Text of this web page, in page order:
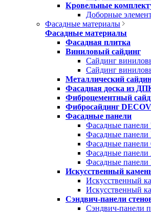
Кровельные
Доборные
Фасадные материалы
Фасадные материалы
Фасадная плитка
Виниловый сайдинг
Сайдинг
Сайдинг
Металлический
Фасадная доска из
Фиброцементный
Фибросайдинг
Фасадные панели
Фасадные
Фасадные панели
Фасадные панели
Фасадные панели
Фасадные
Искусственный
Искусственный
Искусственный
Сэндвич-панели
Сэндвич-панели